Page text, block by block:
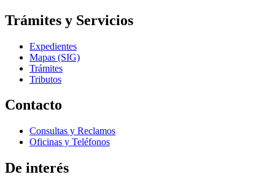
Trámites y Servicios
Expedientes
Mapas (SIG)
Trámites
Tributos
Contacto
Consultas y Reclamos
Oficinas y Teléfonos
De interés